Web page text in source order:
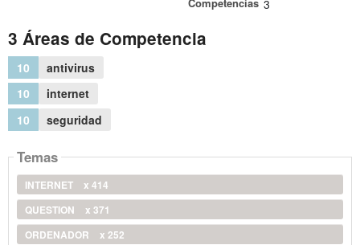
3
3 Áreas de Competencia
10
antivirus
10
internet
10
seguridad
Temas
INTERNET
x 414
QUESTION
x 371
ORDENADOR
x 252